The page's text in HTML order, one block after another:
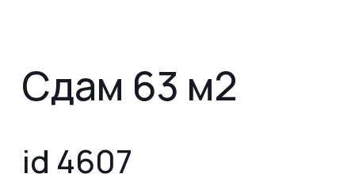
Сдам 63 м2
id 4607